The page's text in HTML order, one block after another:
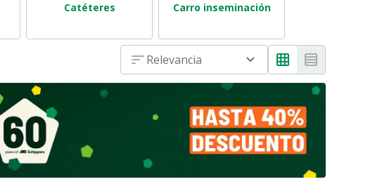
Catéteres Carro inseminación
Relevancia